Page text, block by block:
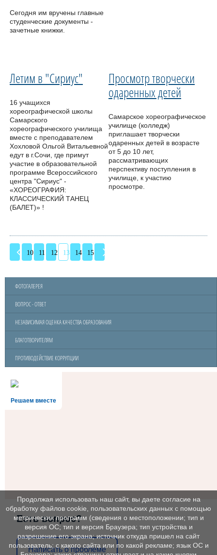
Сегодня им вручены главные
студенческие документы -
зачетные книжки.
Летим в "Сириус"
16 учащихся
хореографической школы
Самарского
хореографического училища
вместе с преподавателем
Хохловой Ольгой Витальевной
едут в г.Сочи, где примут
участие в образовательной
программе Всероссийского
центра "Сириус" -
«ХОРЕОГРАФИЯ:
КЛАССИЧЕСКИЙ ТАНЕЦ
(БАЛЕТ)» !
Просмотр творчески
одаренных детей
Самарское хореографическое
училище (колледж)
приглашает творчески
одаренных детей в возрасте
от 5 до 10 лет,
рассматривающих
перспективу поступления в
училище, к участию
просмотре.
10 11 12 13 14 15
ФОТОГАЛЕРЕЯ
ВОПРОС - ОТВЕТ
НЕЗАВИСИМАЯ ОЦЕНКА КАЧЕСТВА ОБРАЗОВАНИЯ
БЛАГОТВОРИТЕЛЯМ
ПРОТИВОДЕЙСТВИЕ КОРРУПЦИИ
Решаем вместе
Есть вопрос?
Написать о проблеме
Продолжая использовать наш сайт, вы даете согласие на
обработку файлов cookie, пользовательских данных с помощью
метрических программ (сведения о местоположении; тип и
версия ОС; тип и версия Браузера; тип устройства и
разрешение его экрана; источник откуда пришел на сайт
пользователь; с какого сайта или по какой рекламе; язык ОС и